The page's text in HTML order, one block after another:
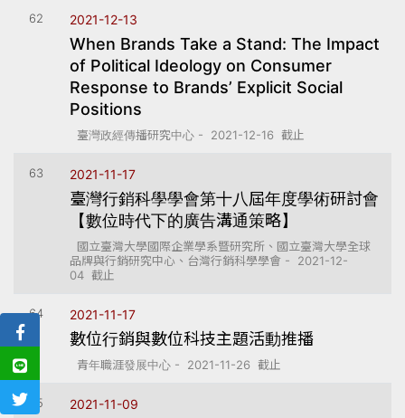
62 2021-12-13
When Brands Take a Stand: The Impact
of Political Ideology on Consumer
Response to Brands’ Explicit Social
Positions
臺灣政經傳播研究中心 - 2021-12-16 截止
63 2021-11-17
臺灣行銷科學學會第十八屆年度學術研討會
【數位時代下的廣告溝通策略】
國立臺灣大學國際企業學系暨研究所、國立臺灣大學全球
品牌與行銷研究中心、台灣行銷科學學會 - 2021-12-
04 截止
64 2021-11-17
數位行銷與數位科技主題活動推播
青年職涯發展中心 - 2021-11-26 截止
65 2021-11-09